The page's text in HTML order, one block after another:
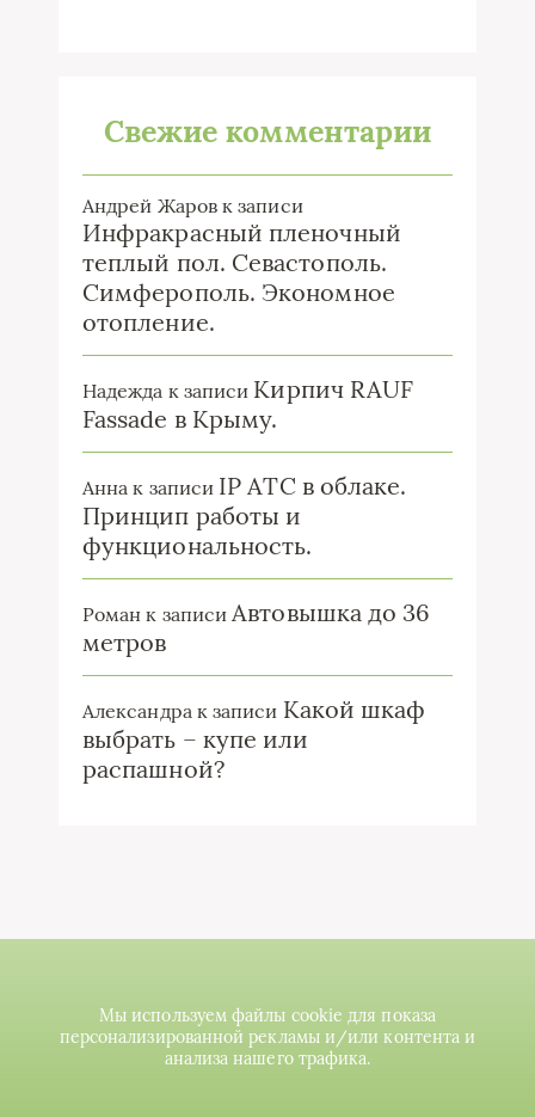
Свежие комментарии
Андрей Жаровк записи
Инфракрасный пленочный
теплый пол. Севастополь.
Симферополь. Экономное
отопление.
Надежда к записи Кирпич RAUF
Fassade в Крыму.
Анна к записи IP ATC в облаке.
Принцип работы и
функциональность.
Роман к записи Автовышка до 36
метров
Александра к записи Какой шкаф
выбрать – купе или
распашной?
Мы используем файлы cookie для показа
персонализированной рекламы и/или контента и
анализа нашего трафика.